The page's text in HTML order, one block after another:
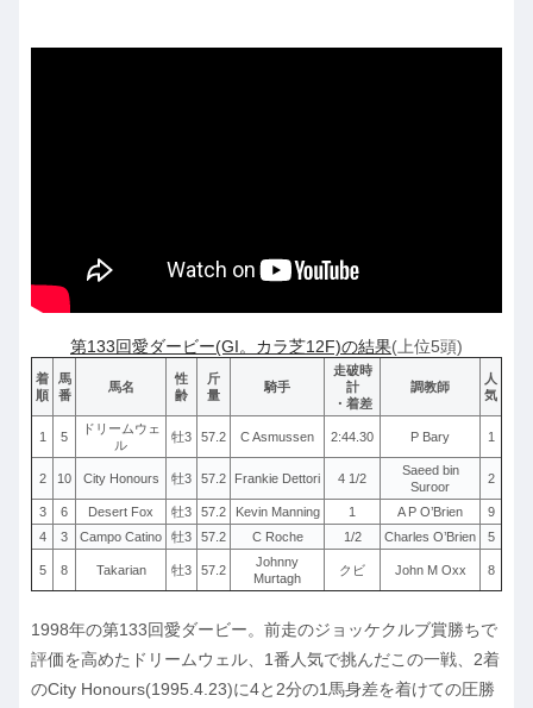
第133回愛ダービー(GI。カラ芝12F)の結果(上位5頭)
着
順
馬
番
馬名
性
齢
斤
量
騎手
走破時
計
・着差
調教師
人
気
1 5
ドリームウェ
ル
牡3 57.2 C Asmussen 2:44.30 P Bary 1
2 10 City Honours 牡3 57.2 Frankie Dettori 4 1/2
Saeed bin
Suroor
2
3 6 Desert Fox 牡3 57.2 Kevin Manning 1 A P O’Brien
9
4
3 Campo Catino 牡3 57.2 C Roche 1/2 Charles O’Brien 5
5 8 Takarian 牡3 57.2
Johnny
Murtagh
クビ John M Oxx 8
1998年の第133回愛ダービー。前走のジョッケクルブ賞勝ちで
評価を高めたドリームウェル、1番人気で挑んだこの一戦、2着
のCity Honours(1995.4.23)に4と2分の1馬身差を着けての圧勝